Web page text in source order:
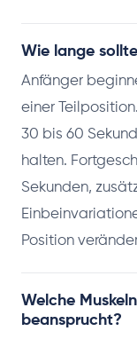
Wie lange
Anfänger
einer
30 bis 60
halten.
Sekunden,
Position
Welche
beansprucht?